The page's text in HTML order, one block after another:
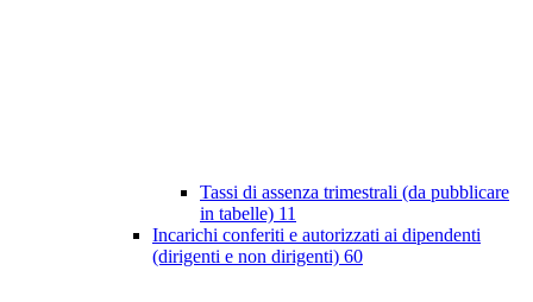
Tassi di assenza trimestrali (da pubblicare
in tabelle) 11
Incarichi conferiti e autorizzati ai dipendenti
(dirigenti e non dirigenti) 60